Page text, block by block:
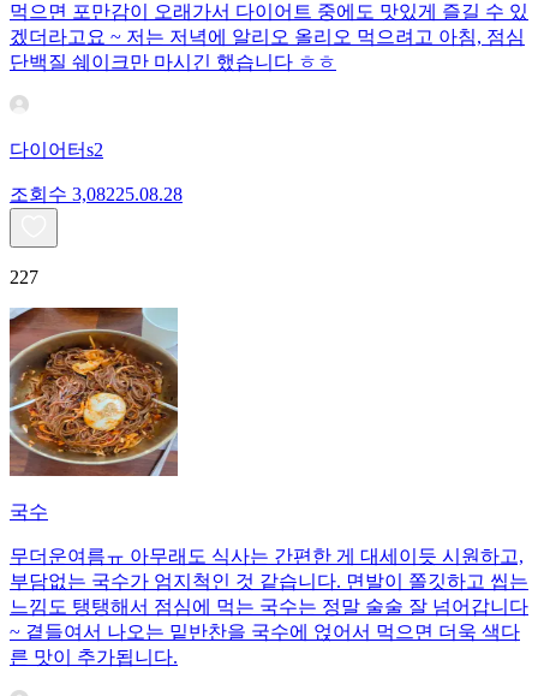
먹으면 포만감이 오래가서 다이어트 중에도 맛있게 즐길 수 있
겠더라고요 ~ 저는 저녁에 알리오 올리오 먹으려고 아침, 점심
단백질 쉐이크만 마시긴 했습니다 ㅎㅎ
다이어터s2
조회수 3,08225.08.28
227
국수
무더운여름ㅠ 아무래도 식사는 간편한 게 대세이듯 시원하고,
부담없는 국수가 엄지척인 것 같습니다. 면발이 쫄깃하고 씹는
느낌도 탱탱해서 점심에 먹는 국수는 정말 술술 잘 넘어갑니다
~ 곁들여서 나오는 밑반찬을 국수에 얹어서 먹으면 더욱 색다
른 맛이 추가됩니다.